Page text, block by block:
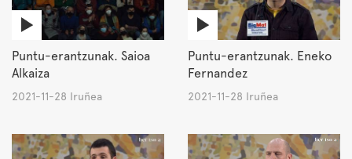
Puntu-erantzunak. Saioa
Alkaiza
2021-11-28 Iruñea
Puntu-erantzunak. Eneko
Fernandez
2021-11-28 Iruñea